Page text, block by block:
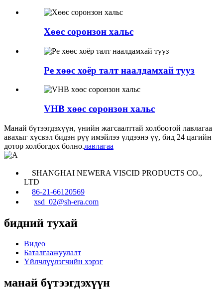
Хөөс соронзон хальс
Pe хөөс хоёр талт наалдамхай тууз
VHB хөөс соронзон хальс
Манай бүтээгдэхүүн, үнийн жагсаалттай холбоотой лавлагаа
авахыг хүсвэл бидэн рүү имэйлээ үлдээнэ үү, бид 24 цагийн
дотор холбогдох болно.лавлагаа
SHANGHAI NEWERA VISCID PRODUCTS CO.,
LTD
86-21-66120569
xsd_02@sh-era.com
бидний тухай
Видео
Баталгаажуулалт
Үйлчлүүлэгчийн хэрэг
манай бүтээгдэхүүн